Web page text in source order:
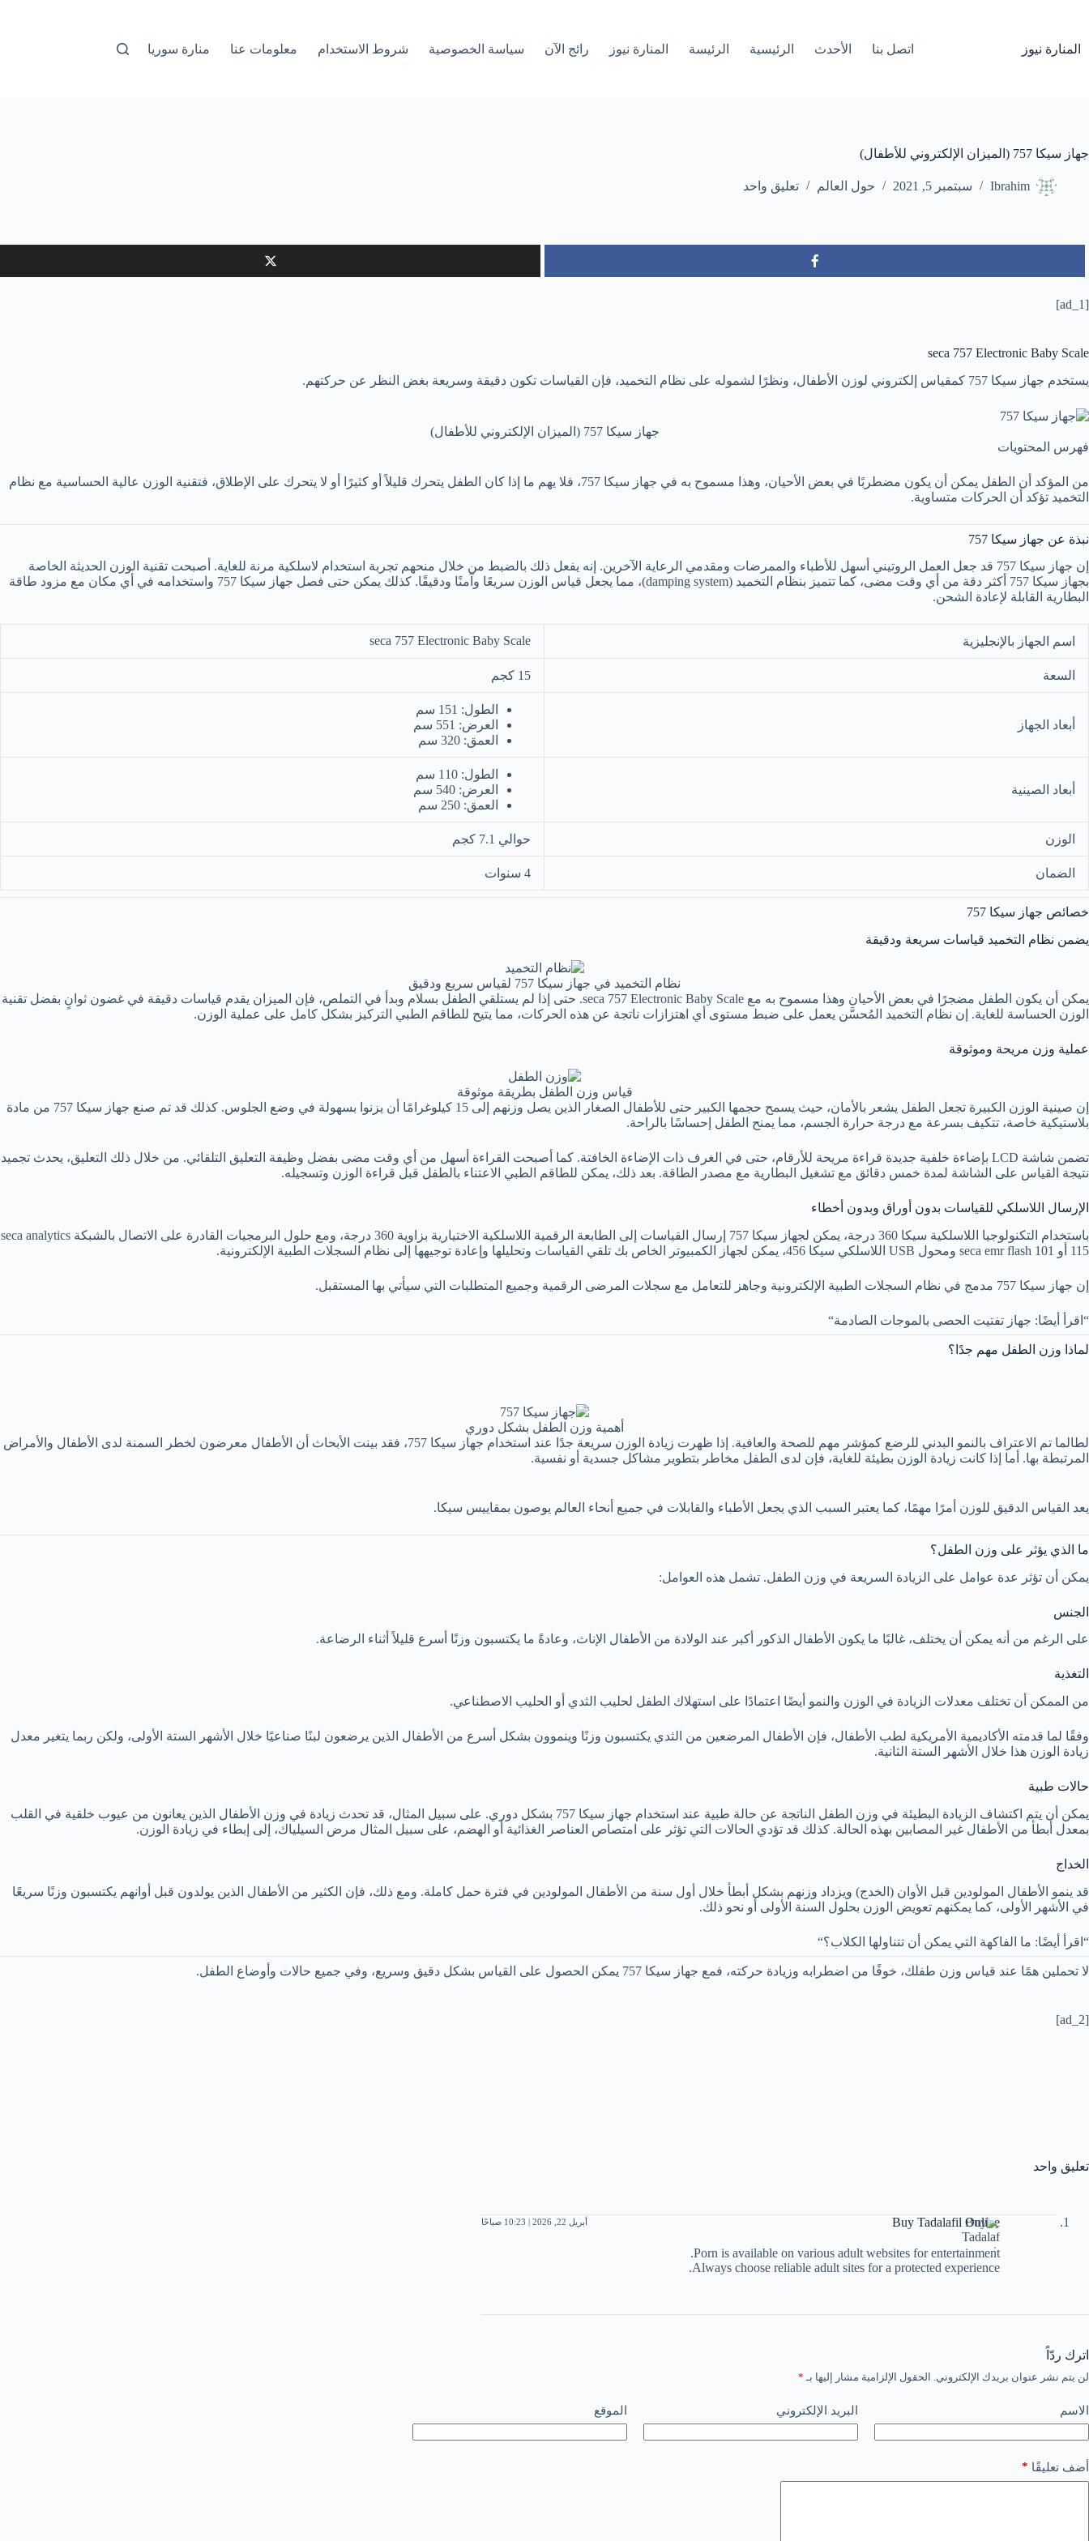
المنارة نيوز اتصل بنا الأحدث الرئيسية الرئیسة المنارة نيوز رائج الآن سياسة الخصوصية شروط الاستخدام معلومات عنا منارة سوريا
جهاز سيكا 757 (الميزان الإلكتروني للأطفال)
Ibrahim سبتمبر 5, 2021 حول العالم تعليق واحد
[ad_1]
seca 757 Electronic Baby Scale
يستخدم جهاز سيكا 757 كمقياس إلكتروني لوزن الأطفال، ونظرًا لشموله على نظام التخميد، فإن القياسات تكون دقيقة وسريعة بغض النظر عن حركتهم.
جهاز سيكا 757 (الميزان الإلكتروني للأطفال)
فهرس المحتويات
من المؤكد أن الطفل يمكن أن يكون مضطربًا في بعض الأحيان، وهذا مسموح به في جهاز سيكا 757، فلا يهم ما إذا كان الطفل يتحرك قليلاً أو كثيرًا أو لا يتحرك على الإطلاق، فتقنية الوزن عالية الحساسية مع نظام
التخميد تؤكد أن الحركات متساوية.
نبذة عن جهاز سيكا 757
إن جهاز سيكا 757 قد جعل العمل الروتيني أسهل للأطباء والممرضات ومقدمي الرعاية الآخرين. إنه يفعل ذلك بالضبط من خلال منحهم تجربة استخدام لاسلكية مرنة للغاية. أصبحت تقنية الوزن الحديثة الخاصة
بجهاز سيكا 757 أكثر دقة من أي وقت مضى، كما تتميز بنظام التخميد (damping system)، مما يجعل قياس الوزن سريعًا وآمنًا ودقيقًا. كذلك يمكن حتى فصل جهاز سيكا 757 واستخدامه في أي مكان مع مزود طاقة
البطارية القابلة لإعادة الشحن.
اسم الجهاز بالإنجليزية seca 757 Electronic Baby Scale
السعة 15 كجم
أبعاد الجهاز
الطول: 151 سم
العرض: 551 سم
العمق: 320 سم
أبعاد الصينية
الطول: 110 سم
العرض: 540 سم
العمق: 250 سم
الوزن حوالي 7.1 كجم
الضمان 4 سنوات
خصائص جهاز سيكا 757
يضمن نظام التخميد قياسات سريعة ودقيقة
نظام التخميد في جهاز سيكا 757 لقياس سريع ودقيق
يمكن أن يكون الطفل مضجرًا في بعض الأحيان وهذا مسموح به مع seca 757 Electronic Baby Scale. حتى إذا لم يستلقي الطفل بسلام وبدأ في التملص، فإن الميزان يقدم قياسات دقيقة في غضون ثوانٍ بفضل تقنية
الوزن الحساسة للغاية. إن نظام التخميد المُحسَّن يعمل على ضبط مستوى أي اهتزازات ناتجة عن هذه الحركات، مما يتيح للطاقم الطبي التركيز بشكل كامل على عملية الوزن.
عملية وزن مريحة وموثوقة
قياس وزن الطفل بطريقة موثوقة
إن صينية الوزن الكبيرة تجعل الطفل يشعر بالأمان، حيث يسمح حجمها الكبير حتى للأطفال الصغار الذين يصل وزنهم إلى 15 كيلوغرامًا أن يزنوا بسهولة في وضع الجلوس. كذلك قد تم صنع جهاز سيكا 757 من مادة
بلاستيكية خاصة، تتكيف بسرعة مع درجة حرارة الجسم، مما يمنح الطفل إحساسًا بالراحة.
تضمن شاشة LCD بإضاءة خلفية جديدة قراءة مريحة للأرقام، حتى في الغرف ذات الإضاءة الخافتة. كما أصبحت القراءة أسهل من أي وقت مضى بفضل وظيفة التعليق التلقائي. من خلال ذلك التعليق، يحدث تجميد
نتيجة القياس على الشاشة لمدة خمس دقائق مع تشغيل البطارية مع مصدر الطاقة. بعد ذلك، يمكن للطاقم الطبي الاعتناء بالطفل قبل قراءة الوزن وتسجيله.
الإرسال اللاسلكي للقياسات بدون أوراق وبدون أخطاء
باستخدام التكنولوجيا اللاسلكية سيكا 360 درجة، يمكن لجهاز سيكا 757 إرسال القياسات إلى الطابعة الرقمية اللاسلكية الاختيارية بزاوية 360 درجة، ومع حلول البرمجيات القادرة على الاتصال بالشبكة seca analytics
115 أو seca emr flash 101 ومحول USB اللاسلكي سيكا 456، يمكن لجهاز الكمبيوتر الخاص بك تلقي القياسات وتحليلها وإعادة توجيهها إلى نظام السجلات الطبية الإلكترونية.
إن جهاز سيكا 757 مدمج في نظام السجلات الطبية الإلكترونية وجاهز للتعامل مع سجلات المرضى الرقمية وجميع المتطلبات التي سيأتي بها المستقبل.
“اقرأ أيضًا: جهاز تفتيت الحصى بالموجات الصادمة“
لماذا وزن الطفل مهم جدًا؟
أهمية وزن الطفل بشكل دوري
لطالما تم الاعتراف بالنمو البدني للرضع كمؤشر مهم للصحة والعافية. إذا ظهرت زيادة الوزن سريعة جدًا عند استخدام جهاز سيكا 757، فقد بينت الأبحاث أن الأطفال معرضون لخطر السمنة لدى الأطفال والأمراض
المرتبطة بها. أما إذا كانت زيادة الوزن بطيئة للغاية، فإن لدى الطفل مخاطر بتطوير مشاكل جسدية أو نفسية.
يعد القياس الدقيق للوزن أمرًا مهمًا، كما يعتبر السبب الذي يجعل الأطباء والقابلات في جميع أنحاء العالم يوصون بمقاييس سيكا.
ما الذي يؤثر على وزن الطفل؟
يمكن أن تؤثر عدة عوامل على الزيادة السريعة في وزن الطفل. تشمل هذه العوامل:
الجنس
على الرغم من أنه يمكن أن يختلف، غالبًا ما يكون الأطفال الذكور أكبر عند الولادة من الأطفال الإناث، وعادةً ما يكتسبون وزنًا أسرع قليلاً أثناء الرضاعة.
التغذية
من الممكن أن تختلف معدلات الزيادة في الوزن والنمو أيضًا اعتمادًا على استهلاك الطفل لحليب الثدي أو الحليب الاصطناعي.
وفقًا لما قدمته الأكاديمية الأمريكية لطب الأطفال، فإن الأطفال المرضعين من الثدي يكتسبون وزنًا وينموون بشكل أسرع من الأطفال الذين يرضعون لبنًا صناعيًا خلال الأشهر الستة الأولى، ولكن ربما يتغير معدل
زيادة الوزن هذا خلال الأشهر الستة الثانية.
حالات طبية
يمكن أن يتم اكتشاف الزيادة البطيئة في وزن الطفل الناتجة عن حالة طبية عند استخدام جهاز سيكا 757 بشكل دوري. على سبيل المثال، قد تحدث زيادة في وزن الأطفال الذين يعانون من عيوب خلقية في القلب
بمعدل أبطأ من الأطفال غير المصابين بهذه الحالة. كذلك قد تؤدي الحالات التي تؤثر على امتصاص العناصر الغذائية أو الهضم، على سبيل المثال مرض السيلياك، إلى إبطاء في زيادة الوزن.
الخداج
قد ينمو الأطفال المولودين قبل الأوان (الخدج) ويزداد وزنهم بشكل أبطأ خلال أول سنة من الأطفال المولودين في فترة حمل كاملة. ومع ذلك، فإن الكثير من الأطفال الذين يولدون قبل أوانهم يكتسبون وزنًا سريعًا
في الأشهر الأولى، كما يمكنهم تعويض الوزن بحلول السنة الأولى أو نحو ذلك.
“اقرأ أيضًا: ما الفاكهة التي يمكن أن تتناولها الكلاب؟“
لا تحملين همًا عند قياس وزن طفلك، خوفًا من اضطرابه وزيادة حركته، فمع جهاز سيكا 757 يمكن الحصول على القياس بشكل دقيق وسريع، وفي جميع حالات وأوضاع الطفل.
[ad_2]
تعليق واحد
Buy Tadalafil Online أبريل 22, 2026 | 10:23 صباحًا
Porn is available on various adult websites for entertainment.
Always choose reliable adult sites for a protected experience.
اترك ردّاً
لن يتم نشر عنوان بريدك الإلكتروني. الحقول الإلزامية مشار إليها بـ *
الاسم البريد الإلكتروني الموقع
أضف تعليقًا *